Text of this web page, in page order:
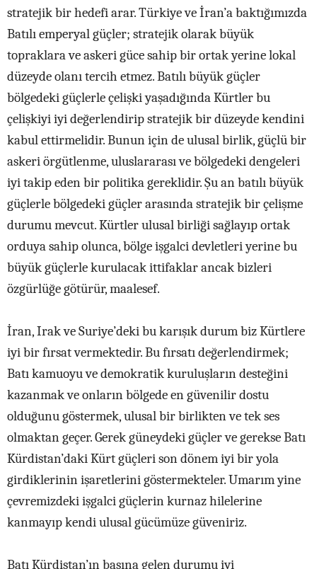
stratejik bir hedefi arar. Türkiye ve İran’a baktığımızda
Batılı emperyal güçler; stratejik olarak büyük
topraklara ve askeri güce sahip bir ortak yerine lokal
düzeyde olanı tercih etmez. Batılı büyük güçler
bölgedeki güçlerle çelişki yaşadığında Kürtler bu
çelişkiyi iyi değerlendirip stratejik bir düzeyde kendini
kabul ettirmelidir. Bunun için de ulusal birlik, güçlü bir
askeri örgütlenme, uluslararası ve bölgedeki dengeleri
iyi takip eden bir politika gereklidir. Şu an batılı büyük
güçlerle bölgedeki güçler arasında stratejik bir çelişme
durumu mevcut. Kürtler ulusal birliği sağlayıp ortak
orduya sahip olunca, bölge işgalci devletleri yerine bu
büyük güçlerle kurulacak ittifaklar ancak bizleri
özgürlüğe götürür, maalesef.
İran, Irak ve Suriye’deki bu karışık durum biz Kürtlere
iyi bir fırsat vermektedir. Bu fırsatı değerlendirmek;
Batı kamuoyu ve demokratik kuruluşların desteğini
kazanmak ve onların bölgede en güvenilir dostu
olduğunu göstermek, ulusal bir birlikten ve tek ses
olmaktan geçer. Gerek güneydeki güçler ve gerekse Batı
Kürdistan’daki Kürt güçleri son dönem iyi bir yola
girdiklerinin işaretlerini göstermekteler. Umarım yine
çevremizdeki işgalci güçlerin kurnaz hilelerine
kanmayıp kendi ulusal gücümüze güveniriz.
Batı Kürdistan’ın başına gelen durumu iyi